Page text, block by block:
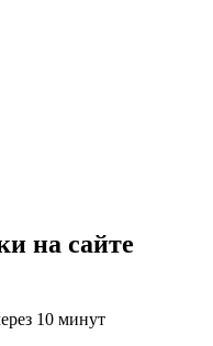
на сайте
10 минут